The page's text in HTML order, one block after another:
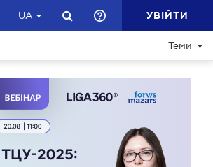
UA УВІЙТИ
Теми